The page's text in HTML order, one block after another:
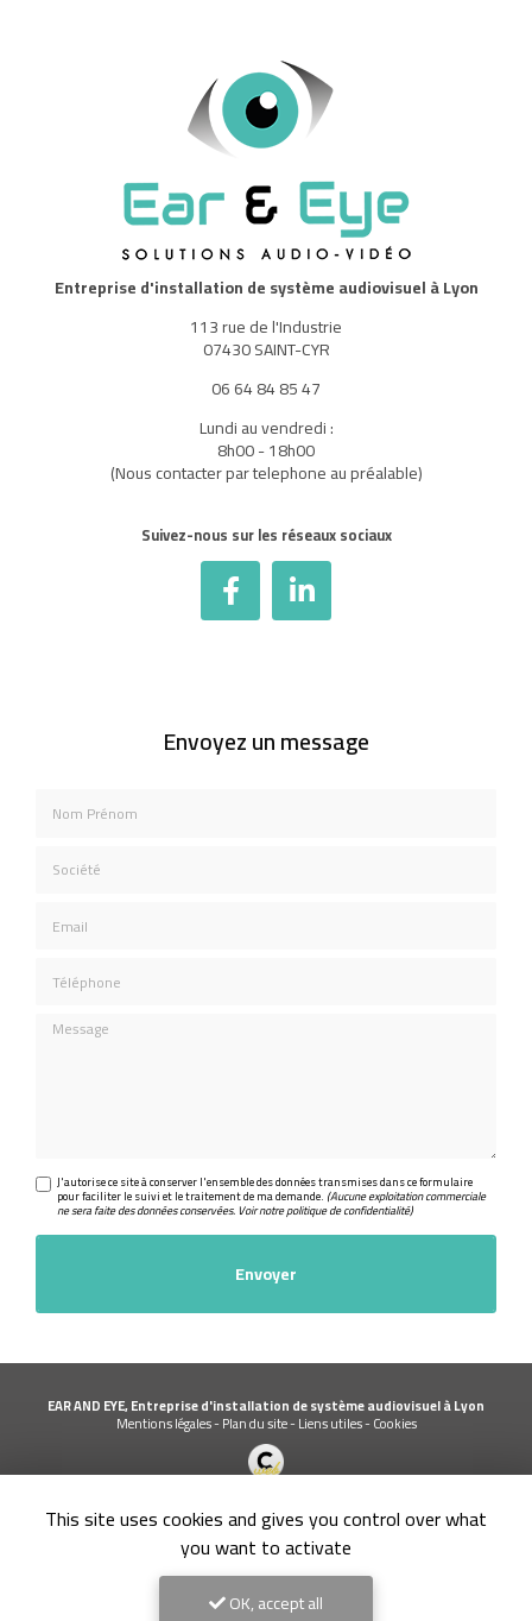
Entreprise d'installation de système audiovisuel à Lyon
113 rue de l'Industrie
07430 SAINT-CYR
06 64 84 85 47
Lundi au vendredi :
8h00 - 18h00
(Nous contacter par telephone au préalable)
Suivez-nous sur les réseaux sociaux
Envoyez un message
Message
J'autorise ce site à conserver l'ensemble des données transmises dans ce formulaire
pour faciliter le suivi et le traitement de ma demande. (Aucune exploitation commerciale
ne sera faite des données conservées. Voir notrepolitique de confidentialité)
EAR AND EYE, Entreprise d'installation de système audiovisuel à Lyon
Mentions légales-Plan du site-Liens utiles-Cookies
Demande de Devis
This site uses cookies and gives you control over what
you want to activate
OK, accept all